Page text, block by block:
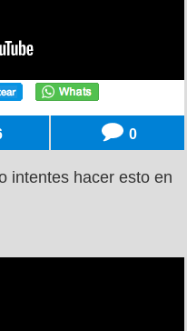
0
intentes hacer esto en